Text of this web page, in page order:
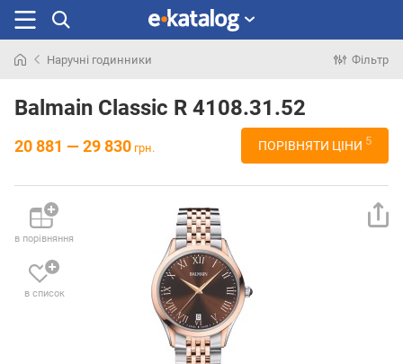
раніше
Наручні годинники Фільтр
Balmain Classic R 4108.31.52
20 881 — 29 830 грн. ПОРІВНЯТИ ЦІНИ 5
в порівняння
в список